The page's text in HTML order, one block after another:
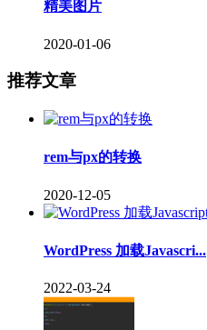
精美图片
2020-01-06
推荐文章
rem与px的转换
2020-12-05
WordPress 加载Javascri...
2022-03-24